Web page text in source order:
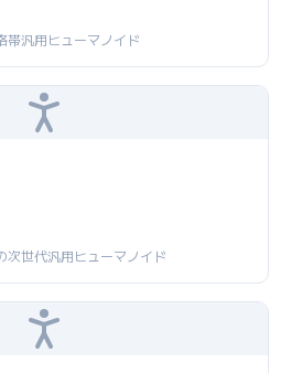
帯汎用ヒューマノイド
次世代汎用ヒューマノイド